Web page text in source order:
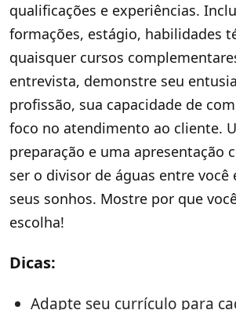
qualificações e experiências.
formações, estágio, habilidades
quaisquer cursos
entrevista, demonstre seu
profissão, sua capacidade de
foco no atendimento ao cliente.
preparação e uma apresentação
ser o divisor de águas entre você
seus sonhos. Mostre por que
escolha!
Dicas:
Adapte seu currículo para